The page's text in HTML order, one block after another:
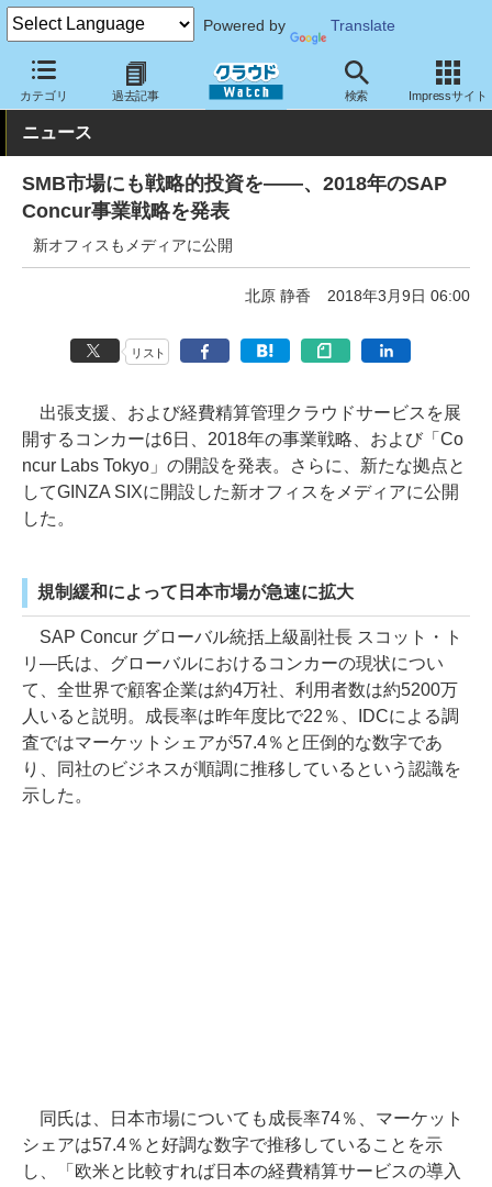
Powered by Translate
カテゴリ 過去記事 検索 Impressサイト
クラウド Watch トピック 事業戦略
ニュース
SMB市場にも戦略的投資を――、2018年のSAP
Concur事業戦略を発表
新オフィスもメディアに公開
北原 静香 2018年3月9日 06:00
リスト
出張支援、および経費精算管理クラウドサービスを展
開するコンカーは6日、2018年の事業戦略、および「Co
ncur Labs Tokyo」の開設を発表。さらに、新たな拠点と
してGINZA SIXに開設した新オフィスをメディアに公開
した。
規制緩和によって日本市場が急速に拡大
SAP Concur グローバル統括上級副社長 スコット・ト
リ―氏は、グローバルにおけるコンカーの現状につい
て、全世界で顧客企業は約4万社、利用者数は約5200万
人いると説明。成長率は昨年度比で22％、IDCによる調
査ではマーケットシェアが57.4％と圧倒的な数字であ
り、同社のビジネスが順調に推移しているという認識を
示した。
同氏は、日本市場についても成長率74％、マーケット
シェアは57.4％と好調な数字で推移していることを示
し、「欧米と比較すれば日本の経費精算サービスの導入